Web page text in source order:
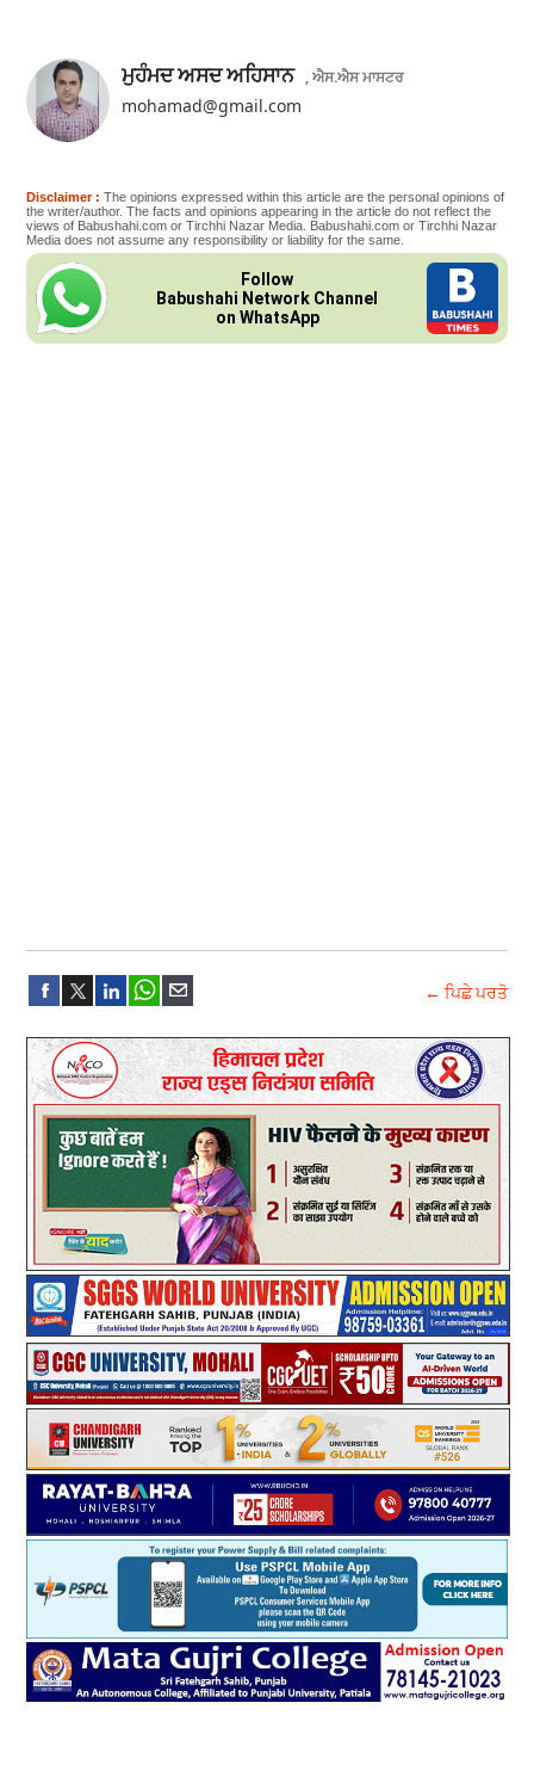
ਮੁਹੰਮਦ ਅਸਦ ਅਹਿਸਾਨ , ਐਸ.ਐਸ ਮਾਸਟਰ
mohamad@gmail.com
Disclaimer : The opinions expressed within this article are the personal opinions of
the writer/author. The facts and opinions appearing in the article do not reflect the
views of Babushahi.com or Tirchhi Nazar Media. Babushahi.com or Tirchhi Nazar
Media does not assume any responsibility or liability for the same.
Follow
Babushahi Network Channel
on WhatsApp
← ਪਿਛੇ ਪਰਤੋ